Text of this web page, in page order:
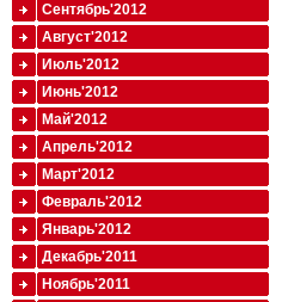
Сентябрь'2012
Август'2012
Июль'2012
Июнь'2012
Май'2012
Апрель'2012
Март'2012
Февраль'2012
Январь'2012
Декабрь'2011
Ноябрь'2011